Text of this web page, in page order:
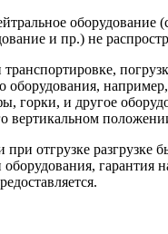
оборудование
и пр.) не
оборудования,
горки, и другое
вертикальном
при отгрузке разгрузке
гарантия